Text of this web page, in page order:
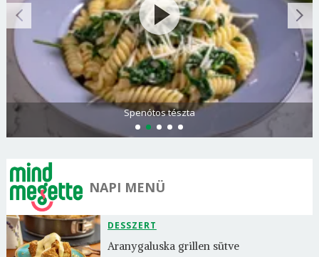
Spenótos tészta
NAPI MENÜ
DESSZERT
Aranygaluska grillen sütve